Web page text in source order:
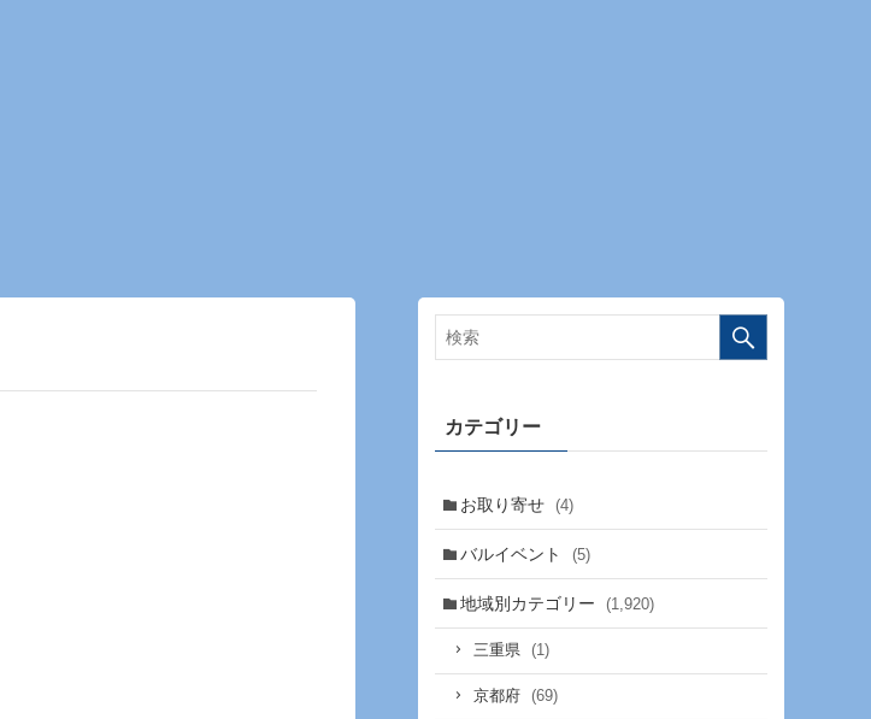
カテゴリー
お取り寄せ (4)
バルイベント (5)
地域別カテゴリー (1,920)
三重県 (1)
京都府 (69)